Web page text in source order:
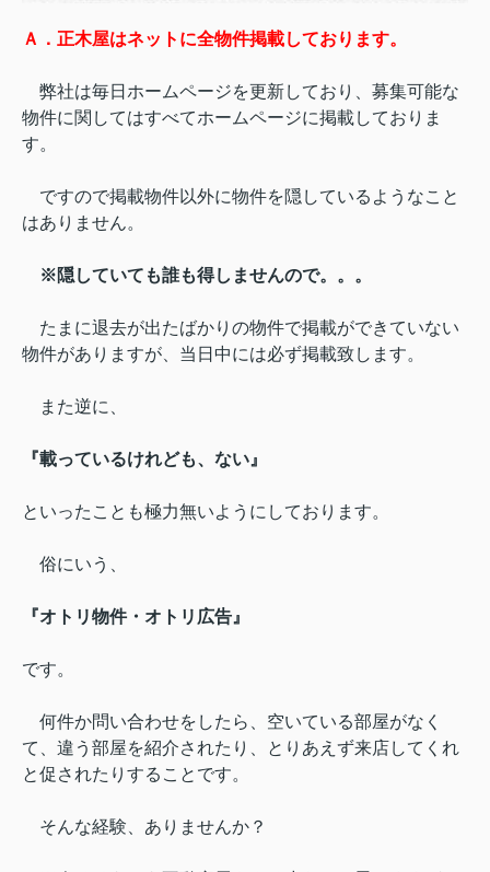
Ａ．正木屋はネットに全物件掲載しております。
弊社は毎日ホームページを更新しており、募集可能な
物件に関してはすべてホームページに掲載しておりま
す。
ですので掲載物件以外に物件を隠しているようなこと
はありません。
※隠していても誰も得しませんので。。。
たまに退去が出たばかりの物件で掲載ができていない
物件がありますが、 当日中には必ず掲載致します。
また逆に、
『載っているけれども、ない』
といったことも極力無いようにしております。
俗にいう、
『オトリ物件・オトリ広告』
です。
何件か問い合わせをしたら、空いている部屋がなく
て、違う部屋を紹介されたり、とりあえず来店してくれ
と促されたりすることです。
そんな経験、ありませんか？